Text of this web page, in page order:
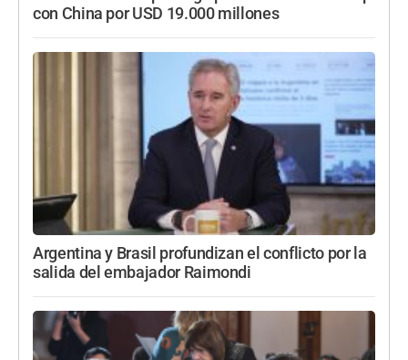
con China por USD 19.000 millones
Argentina y Brasil profundizan el conflicto por la
salida del embajador Raimondi